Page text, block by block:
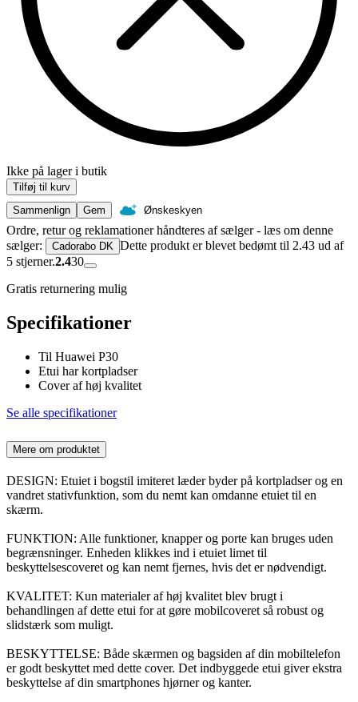
Ikke på lager i butik
Tilføj til kurv
Sammenlign
Gem Ønskeskyen
Ordre, retur og reklamationer håndteres af sælger - læs om denne
sælger:
Cadorabo DK Dette produkt er blevet bedømt til 2.43 ud af
5 stjerner.2.430
Gratis returnering mulig
Specifikationer
Til Huawei P30
Etui har kortpladser
Cover af høj kvalitet
Se alle specifikationer
Mere om produktet
DESIGN: Etuiet i bogstil imiteret læder byder på kortpladser og en
vandret stativfunktion, som du nemt kan omdanne etuiet til en
skærm.
FUNKTION: Alle funktioner, knapper og porte kan bruges uden
begrænsninger. Enheden klikkes ind i etuiet limet til
beskyttelsescoveret og kan nemt fjernes, hvis det er nødvendigt.
KVALITET: Kun materialer af høj kvalitet blev brugt i
behandlingen af dette etui for at gøre mobilcoveret så robust og
slidstærk som muligt.
BESKYTTELSE: Både skærmen og bagsiden af din mobiltelefon
er godt beskyttet med dette cover. Det indbyggede etui giver ekstra
beskyttelse af din smartphones hjørner og kanter.